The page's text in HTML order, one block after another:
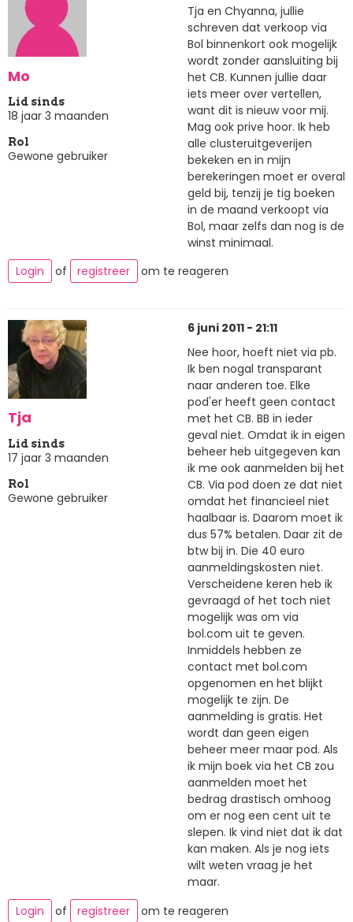
Mo
Lid sinds
18 jaar 3 maanden
Rol
Gewone gebruiker
Tja en Chyanna, jullie
schreven dat verkoop via
Bol binnenkort ook mogelijk
wordt zonder aansluiting bij
het CB. Kunnen jullie daar
iets meer over vertellen,
want dit is nieuw voor mij.
Mag ook prive hoor. Ik heb
alle clusteruitgeverijen
bekeken en in mijn
berekeringen moet er overal
geld bij, tenzij je tig boeken
in de maand verkoopt via
Bol, maar zelfs dan nog is de
winst minimaal.
Login
of registreer om te reageren
Tja
Lid sinds
17 jaar 3 maanden
Rol
Gewone gebruiker
6 juni 2011 - 21:11
Nee hoor, hoeft niet via pb.
Ik ben nogal transparant
naar anderen toe. Elke
pod'er heeft geen contact
met het CB. BB in ieder
geval niet. Omdat ik in eigen
beheer heb uitgegeven kan
ik me ook aanmelden bij het
CB. Via pod doen ze dat niet
omdat het financieel niet
haalbaar is. Daarom moet ik
dus 57% betalen. Daar zit de
btw bij in. Die 40 euro
aanmeldingskosten niet.
Verscheidene keren heb ik
gevraagd of het toch niet
mogelijk was om via
bol.com uit te geven.
Inmiddels hebben ze
contact met bol.com
opgenomen en het blijkt
mogelijk te zijn. De
aanmelding is gratis. Het
wordt dan geen eigen
beheer meer maar pod. Als
ik mijn boek via het CB zou
aanmelden moet het
bedrag drastisch omhoog
om er nog een cent uit te
slepen. Ik vind niet dat ik dat
kan maken. Als je nog iets
wilt weten vraag je het
maar.
Login
of registreer om te reageren